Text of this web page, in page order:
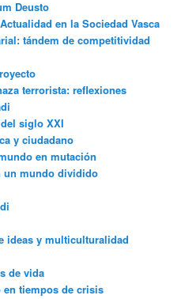
Deusto
en la Sociedad Vasca
tándem de competitividad
terrorista: reflexiones
siglo XXI
y ciudadano
en mutación
un mundo dividido
ideas y multiculturalidad
de vida
tiempos de crisis